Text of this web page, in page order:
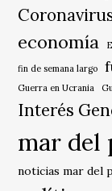
economía
fin de semana largo
Guerra en Ucrania
Interés
mar del
noticias mar del